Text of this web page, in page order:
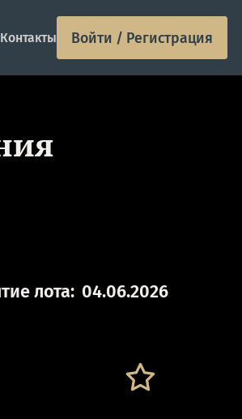
Контакты Войти / Регистрация
лота: 04.06.2026